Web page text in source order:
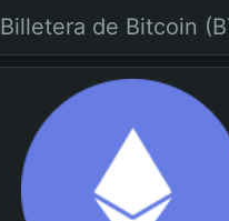
Billetera de Bitcoin